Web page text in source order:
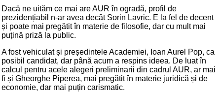
Dacă ne uităm ce mai are AUR în ogradă, profil de
prezidențiabil n-ar avea decât Sorin Lavric. E la fel de decent
și poate mai pregătit în materie de filosofie, dar cu mult mai
puțină priză la public.
A fost vehiculat și președintele Academiei, Ioan Aurel Pop, ca
posibil candidat, dar până acum a respins ideea. De luat în
calcul pentru acele alegeri preliminarii din cadrul AUR, ar mai
fi și Gheorghe Piperea, mai pregătit în materie juridică și de
economie, dar mai puțin carismatic.